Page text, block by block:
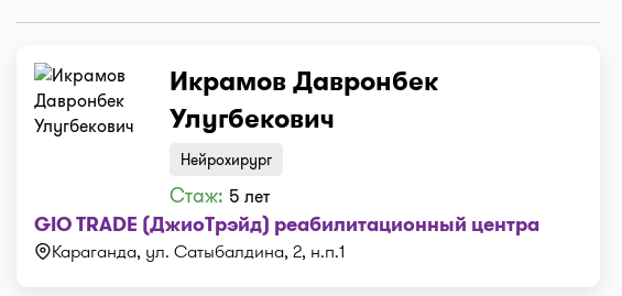
Икрамов Давронбек
Улугбекович
Нейрохирург
Стаж: 5 лет
GIO TRADE (ДжиоТрэйд) реабилитационный центра
Караганда, ул. Сатыбалдина, 2, н.п.1